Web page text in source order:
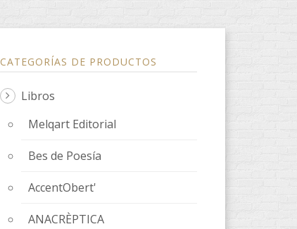
CATEGORÍAS DE PRODUCTOS
Libros
Melqart Editorial
Bes de Poesía
AccentObert'
ANACRÈPTICA